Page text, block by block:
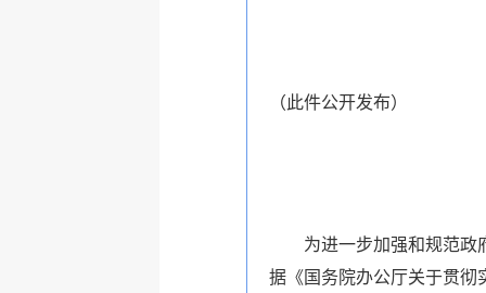
（此件公开发布）
为进一步加强和规范政
据《国务院办公厅关于贯彻